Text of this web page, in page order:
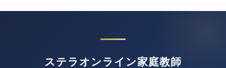
ステラオンライン家庭教師